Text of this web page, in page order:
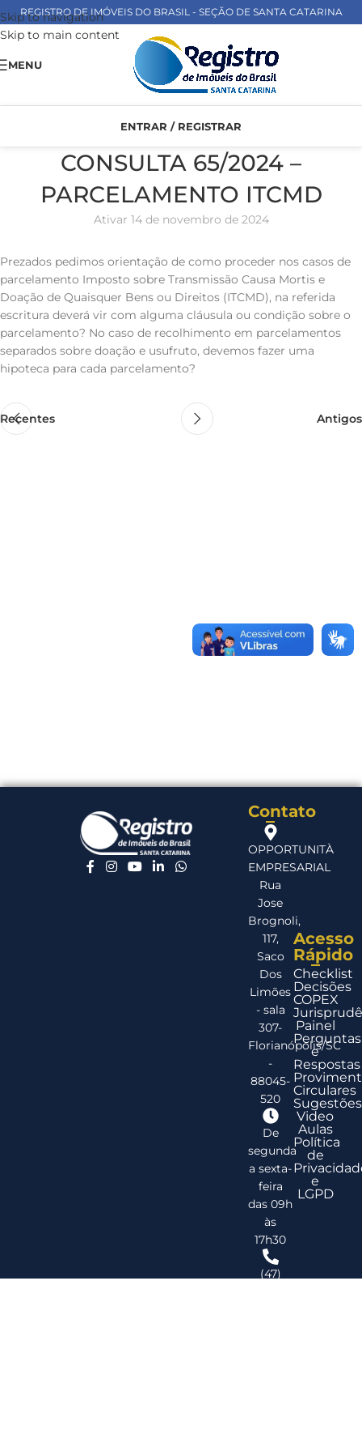
Skip to navigation
Skip to main content
REGISTRO DE IMÓVEIS DO BRASIL - SEÇÃO DE SANTA CATARINA
MENU
ENTRAR / REGISTRAR
CONSULTA 65/2024 –
PARCELAMENTO ITCMD
Ativar 14 de novembro de 2024
Prezados pedimos orientação de como proceder nos casos de
parcelamento Imposto sobre Transmissão Causa Mortis e
Doação de Quaisquer Bens ou Direitos (ITCMD), na referida
escritura deverá vir com alguma cláusula ou condição sobre o
parcelamento? No caso de recolhimento em parcelamentos
separados sobre doação e usufruto, devemos fazer uma
hipoteca para cada parcelamento?
Recentes Antigos
Contato
OPPORTUNITÀ
EMPRESARIAL
Rua
Jose
Brognoli,
117,
Saco
Dos
Limões
- sala
307-
Florianópolis/SC
-
88045-
520
De
segunda
a sexta-
feira
das 09h
às
17h30
(47)
Acesso
Rápido
Checklist
Decisões
COPEX
Painel
Perguntas
e
Respostas
Circulares
Sugestões
Video
Aulas
Política
de
e
LGPD